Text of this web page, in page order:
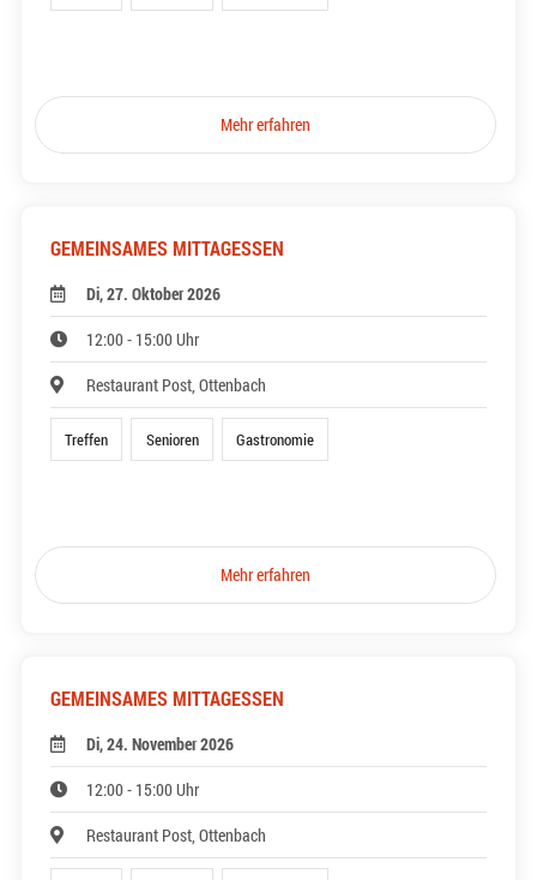
Mehr erfahren
GEMEINSAMES MITTAGESSEN
Di, 27. Oktober 2026
12:00 - 15:00 Uhr
Restaurant Post, Ottenbach
Treffen Senioren Gastronomie
Mehr erfahren
GEMEINSAMES MITTAGESSEN
Di, 24. November 2026
12:00 - 15:00 Uhr
Restaurant Post, Ottenbach